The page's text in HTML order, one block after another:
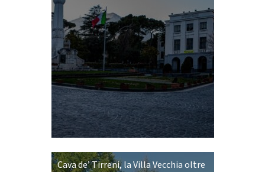
Cava de’ Tirreni, la Villa Vecchia oltre